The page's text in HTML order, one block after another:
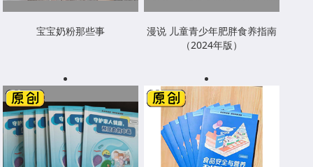
宝宝奶粉那些事
漫说 儿童青少年肥胖食养指南
（2024年版）